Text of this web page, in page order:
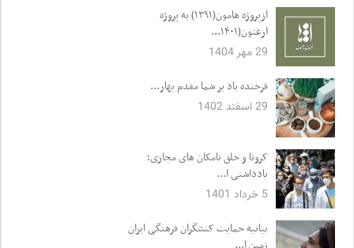
ازپروژه هامون(۱۳۹۱) به پروژه
ارغنون(۱۴۰۱...
29 مهر 1404
فرخنده باد بر شما مقدم بهار...
29 اسفند 1402
کرونا و خلق نامکان های مجازی؛
یادداشتی ا...
5 خرداد 1401
بیانیه حمایت کنشگران فرهنگی ایران